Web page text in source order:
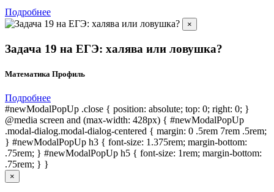
Подробнее
×
Задача 19 на ЕГЭ: халява или ловушка?
Математика Профиль
Подробнее
#newModalPopUp .close { position: absolute; top: 0; right: 0; }
@media screen and (max-width: 428px) { #newModalPopUp
.modal-dialog.modal-dialog-centered { margin: 0 .5rem 7rem .5rem;
} #newModalPopUp h3 { font-size: 1.375rem; margin-bottom:
.75rem; } #newModalPopUp h5 { font-size: 1rem; margin-bottom:
.75rem; } }
×